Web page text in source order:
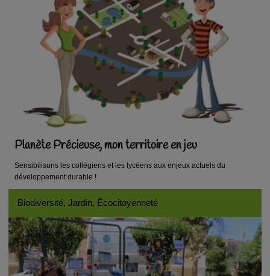
Planète Précieuse, mon territoire en jeu
Sensibilisons les collégiens et les lycéens aux enjeux actuels du
développement durable !
Biodiversité, Jardin, Écocitoyenneté